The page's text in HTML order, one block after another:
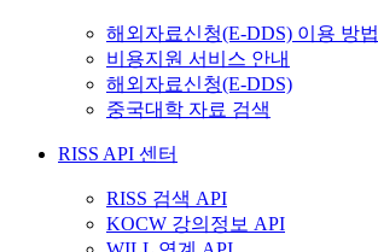
해외자료신청(E-DDS) 이용 방법
비용지원 서비스 안내
해외자료신청(E-DDS)
중국대학 자료 검색
RISS API 센터
RISS 검색 API
KOCW 강의정보 API